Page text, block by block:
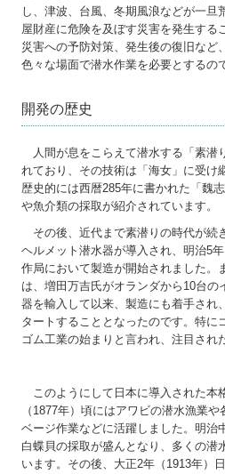
個人情報保護法
し、津波、台風、冬期風浪などが一旦
屋財産に危険を及ぼす災害を発生する
災害への予防対策、発生後の復旧など
色々な場面で潜水作業を必要とするの
開発の歴史
人間が息をこらえて潜水する「素潜
れており、その技術は「海女」に受け
歴史的には西暦285年に書かれた「魏
や魚介類の採取が紹介されています。
その後、近代まで素潜りの時代が続
ヘルメット潜水器が導入され、明治5
作局において製造が開始されました。
は、増田万吉氏がオランダから10台の
器を輸入して以来、製造にも着手され
タートすることとなったのです。特に
ゴム工業の始まりと言われ、注目され
このようにして日本に導入された本
（1877年）頃にはアワビの潜水漁業
ベージ作業などに活躍しました。明治
白蝶貝の採取が盛んとなり、多くの潜
います。その後、大正2年（1913年）